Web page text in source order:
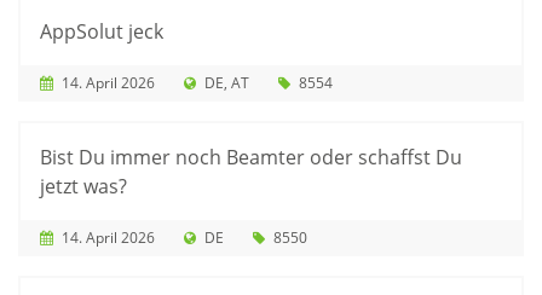
AppSolut jeck
14. April 2026 DE AT 8554
Bist Du immer noch Beamter oder schaffst Du
jetzt was?
14. April 2026 DE 8550